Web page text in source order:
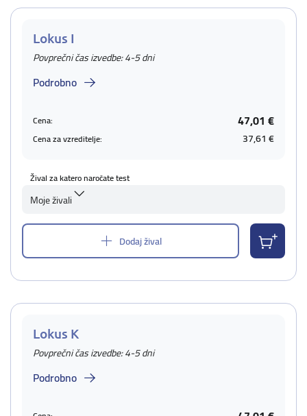
Lokus I
Povprečni čas izvedbe: 4-5 dni
Podrobno
Cena: 47,01 €
Cena za vzreditelje: 37,61 €
Žival za katero naročate test
Moje živali
Dodaj žival
Lokus K
Povprečni čas izvedbe: 4-5 dni
Podrobno